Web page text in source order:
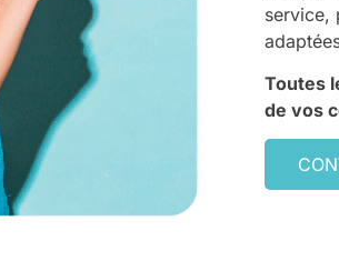
service,
Toutes
de vos